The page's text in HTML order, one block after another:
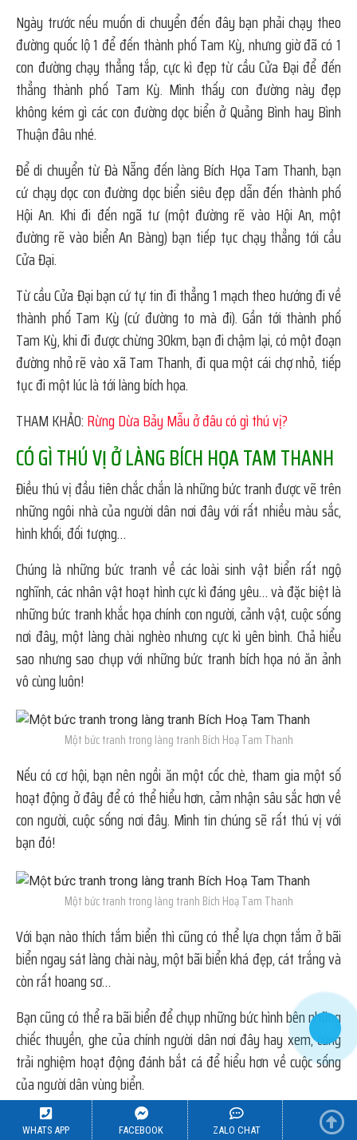
Ngày trước nếu muốn di chuyển đến đây bạn phải chạy theo
đường quốc lộ 1 để đến thành phố Tam Kỳ, nhưng giờ đã có 1
con đường chạy thẳng tắp, cực kì đẹp từ cầu Cửa Đại để đến
thẳng thành phố Tam Kỳ. Mình thấy con đường này đẹp
không kém gì các con đường dọc biển ở Quảng Bình hay Bình
Thuận đâu nhé.
Để di chuyển từ Đà Nẵng đến làng Bích Họa Tam Thanh, bạn
cứ chạy dọc con đường dọc biển siêu đẹp dẫn đến thành phố
Hội An. Khi đi đến ngã tư (một đường rẽ vào Hội An, một
đường rẽ vào biển An Bàng) bạn tiếp tục chạy thẳng tới cầu
Cửa Đại.
Từ cầu Cửa Đại bạn cứ tự tin đi thẳng 1 mạch theo hướng đi về
thành phố Tam Kỳ (cứ đường to mà đi). Gần tới thành phố
Tam Kỳ, khi đi được chừng 30km, bạn đi chậm lại, có một đoạn
đường nhỏ rẽ vào xã Tam Thanh, đi qua một cái chợ nhỏ, tiếp
tục đi một lúc là tới làng bích họa.
THAM KHẢO: Rừng Dừa Bảy Mẫu ở đâu có gì thú vị?
CÓ GÌ THÚ VỊ Ở LÀNG BÍCH HỌA TAM THANH
Điều thú vị đầu tiên chắc chắn là những bức tranh được vẽ trên
những ngôi nhà của người dân nơi đây với rất nhiều màu sắc,
hình khối, đối tượng…
Chúng là những bức tranh về các loài sinh vật biển rất ngộ
nghĩnh, các nhân vật hoạt hình cực kì đáng yêu… và đặc biệt là
những bức tranh khắc họa chính con người, cảnh vật, cuộc sống
nơi đây, một làng chài nghèo nhưng cực kì yên bình. Chả hiểu
sao nhưng sao chụp với những bức tranh bích họa nó ăn ảnh
vô cùng luôn!
Một bức tranh trong làng tranh Bích Hoạ Tam Thanh
Nếu có cơ hội, bạn nên ngồi ăn một cốc chè, tham gia một số
hoạt động ở đây để có thể hiểu hơn, cảm nhận sâu sắc hơn về
con người, cuộc sống nơi đây. Mình tin chúng sẽ rất thú vị với
bạn đó!
Một bức tranh trong làng tranh Bích Hoạ Tam Thanh
Với bạn nào thích tắm biển thì cũng có thể lựa chọn tắm ở bãi
biển ngay sát làng chài này, một bãi biển khá đẹp, cát trắng và
còn rất hoang sơ…
Bạn cũng có thể ra bãi biển để chụp những bức hình bên những
chiếc thuyền, ghe của chính người dân nơi đây hay xem, cùng
trải nghiệm hoạt động đánh bắt cá để hiểu hơn về cuộc sống
của người dân vùng biển.
THAM KHẢO CHI TIẾT: Kinh nghiệm du lịch Hội An.
WHATS APP FACEBOOK ZALO CHAT